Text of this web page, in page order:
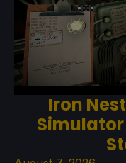
Iron